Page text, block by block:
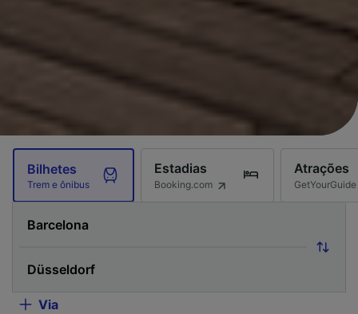
Bilhetes
Trem e ônibus
Estadias
Booking.com
Atrações
GetYourGuide
Via